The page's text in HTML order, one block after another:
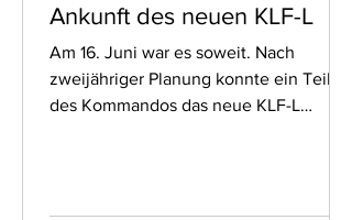
Ankunft des neuen KLF-L
Am 16. Juni war es soweit. Nach
zweijähriger Planung konnte ein Teil
des Kommandos das neue KLF-L